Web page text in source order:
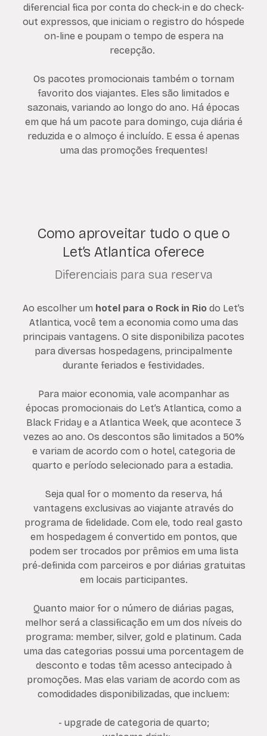
diferencial fica por conta do check-in e do check-
out expressos, que iniciam o registro do hóspede
on-line e poupam o tempo de espera na
recepção.
Os pacotes promocionais também o tornam
favorito dos viajantes. Eles são limitados e
sazonais, variando ao longo do ano. Há épocas
em que há um pacote para domingo, cuja diária é
reduzida e o almoço é incluído. E essa é apenas
uma das promoções frequentes!
Como aproveitar tudo o que o
Let’s Atlantica oferece
Diferenciais para sua reserva
Ao escolher um hotel para o Rock in Rio do Let’s
Atlantica, você tem a economia como uma das
principais vantagens. O site disponibiliza pacotes
para diversas hospedagens, principalmente
durante feriados e festividades.
Para maior economia, vale acompanhar as
épocas promocionais do Let’s Atlantica, como a
Black Friday e a Atlantica Week, que acontece 3
vezes ao ano. Os descontos são limitados a 50%
e variam de acordo com o hotel, categoria de
quarto e período selecionado para a estadia.
Seja qual for o momento da reserva, há
vantagens exclusivas ao viajante através do
programa de fidelidade. Com ele, todo real gasto
em hospedagem é convertido em pontos, que
podem ser trocados por prêmios em uma lista
pré-definida com parceiros e por diárias gratuitas
em locais participantes.
Quanto maior for o número de diárias pagas,
melhor será a classificação em um dos níveis do
programa: member, silver, gold e platinum. Cada
uma das categorias possui uma porcentagem de
desconto e todas têm acesso antecipado à
promoções. Mas elas variam de acordo com as
comodidades disponibilizadas, que incluem:
- upgrade de categoria de quarto;